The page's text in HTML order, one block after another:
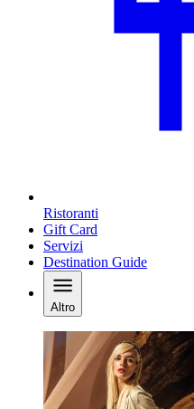
Ristoranti
Gift Card
Servizi
Destination Guide
Altro